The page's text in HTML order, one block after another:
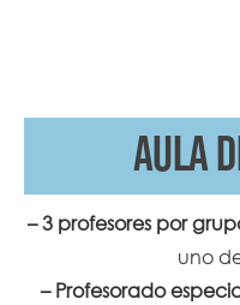
AULA
– 3 profesores por
uno
– Profesorado